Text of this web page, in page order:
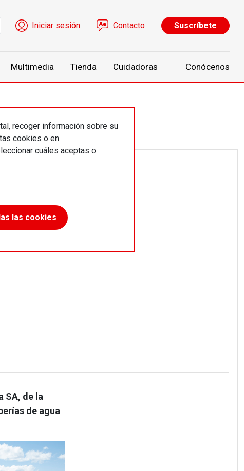
Menú de cuenta de usuario
Iniciar sesión Contacto Suscríbete
Multimedia Tienda Cuidadoras Conócenos
recoger información sobre su
cookies o en
cuáles aceptas o
las cookies
SA, de la
de agua